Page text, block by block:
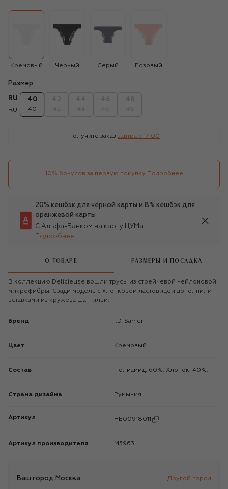
Кремовый Черный Серый Розовый
Размер
RU
RU
40
40
Получите заказ завтра c 17:00
10% бонусов за первую покупку Подробнее
20% кешбэк для чёрной карты и 8% кешбэк для
оранжевой карты
С Альфа-Банком на карту ЦУМа
Подробнее
О ТОВАРЕ РАЗМЕРЫ И ПОСАДКА
В коллекцию Delicieuse вошли трусы из стрейчевой нейлоновой
микрофибры. Сзади модель с хлопковой ластовицей дополнили
вставками из кружева шантильи.
Бренд I.D. Sarrieri
Цвет Кремовый
Состав Полиамид: 60%; Хлопок: 40%;
Страна дизайна Румыния
Артикул HE00918011
Артикул производителя M5963
Ваш город Москва Другой город